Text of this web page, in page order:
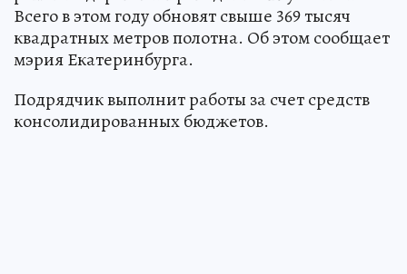
Всего в этом году обновят свыше 369 тысяч
квадратных метров полотна. Об этом сообщает
мэрия Екатеринбурга.
Подрядчик выполнит работы за счет средств
консолидированных бюджетов.